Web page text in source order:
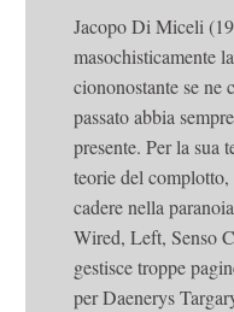
Jacopo Di Miceli
masochisticamente
ciononostante se ne
passato abbia
presente. Per la sua
teorie del
cadere nella
Wired, Left, Senso
gestisce troppe
per Daenerys